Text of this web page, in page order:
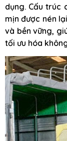
dụng. Cấu trúc
mịn được nén
và bền vững,
tối ưu hóa